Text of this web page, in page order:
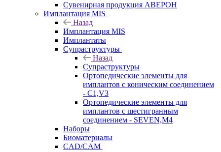
Сувенирная продукция АВЕРОН
Имплантация MIS
Назад
Имплантация MIS
Имплантаты
Супраструктуры
Назад
Супраструктуры
Ортопедические элементы для
имплантов с коническим соединением
- C1,V3
Ортопедические элементы для
имплантов с шестигранным
соединением - SEVEN,M4
Наборы
Биоматериалы
CAD/CAM